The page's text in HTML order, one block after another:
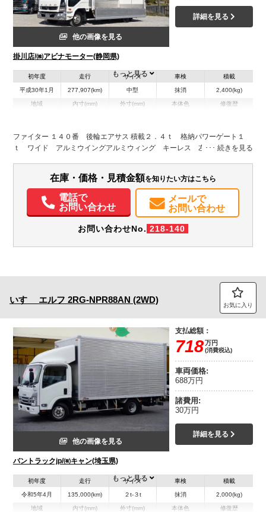
他の画像を見る
掛川店/㈱アビナモーター(静岡県)
詳細を見る
初年度
平成30年1月
走行
277,907(km)
サイズ
中型
車検
抹消
積載
2,400(kg)
地域 内寸(mm) 外寸(mm) 本体色 修復歴
装備情報
パワステ
電動格納ミラー
バックモニター
もっと見る
ファイター １４０番 後輪エアサス 積載２．４ｔ 格納パワーゲート１
ｔ ワイド アルミウイングアルミウィング キーレス 左電動格納ミラ
在庫・価格・見積金額を知りたい方はこちら
電話で
お問い合わせ
メールで
お問い合わせ
お問い合わせNo. 218-140
いすゞ エルフ 2RG-NPR88AN (2WD) お気に入り
他の画像を見る
バントラックjp/㈲キャン(埼玉県)
支払総額：
718万円
(消費税込)
車両価格:
688万円
諸費用:
30万円
詳細を見る
初年度
令和5年4月
走行
135,000(km)
サイズ
２t-３t
車検
抹消
積載
2,000(kg)
地域 内寸(mm) 外寸(mm) 本体色 修復歴
もっと見る